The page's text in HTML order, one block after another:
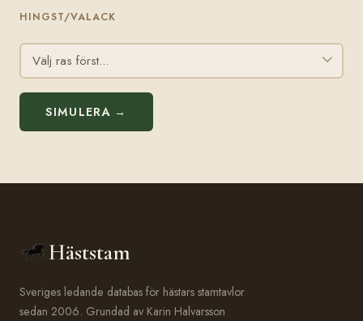
HINGST/VALACK
SIMULERA →
Häststam
Sveriges ledande databas för hästars stamtavlor
sedan 2006. Grundad av Karin Halvarsson